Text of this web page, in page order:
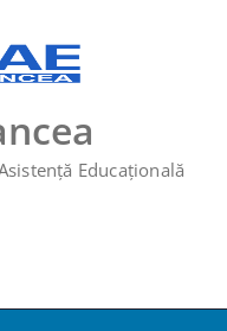
Educațională